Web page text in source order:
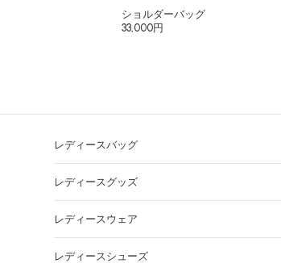
ショルダーバッグ
33,000円
レディースバッグ
レディースグッズ
レディースウェア
レディースシューズ